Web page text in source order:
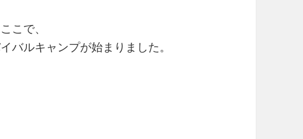
こで、
バルキャンプが始まりました。